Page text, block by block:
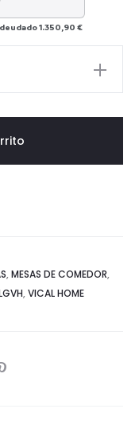
1.350,90 €
, MESAS DE COMEDOR,
, VICAL HOME